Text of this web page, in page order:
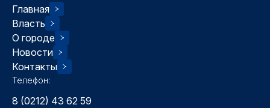
Главная
Власть
О городе
Новости
Контакты
Телефон:
8 (0212) 43 62 59